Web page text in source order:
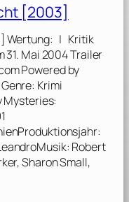
[2003]
Wertung: | Kritik
Mai 2004 Trailer
Powered by
Krimi
Mysteries:
Robert
Sharon Small,